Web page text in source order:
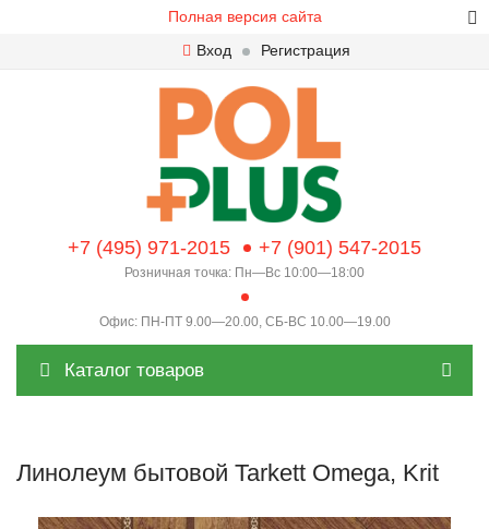
Полная версия сайта
Вход
Регистрация
+7 (495) 971-2015 +7 (901) 547-2015
Розничная точка: Пн—Вс 10:00—18:00
Офис: ПН-ПТ 9.00—20.00, СБ-ВС 10.00—19.00
Каталог товаров
Линолеум бытовой Tarkett Omega, Krit